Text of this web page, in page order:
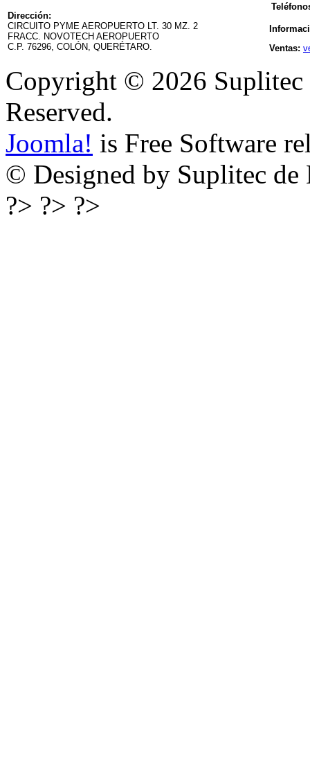
Dirección:
CIRCUITO PYME AEROPUERTO LT. 30 MZ. 2
FRACC. NOVOTECH AEROPUERTO
C.P. 76296, COLÓN, QUERÉTARO.
Ventas:
Copyright © 2026 Suplitec
Reserved.
Joomla! is Free Software
© Designed by Suplitec
?> ?> ?>